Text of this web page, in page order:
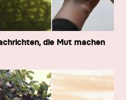
die Mut machen